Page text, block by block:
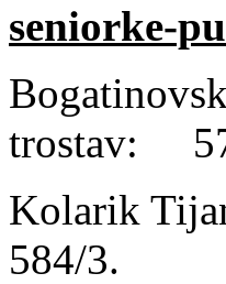
seniorke-
trostav:
584/3.